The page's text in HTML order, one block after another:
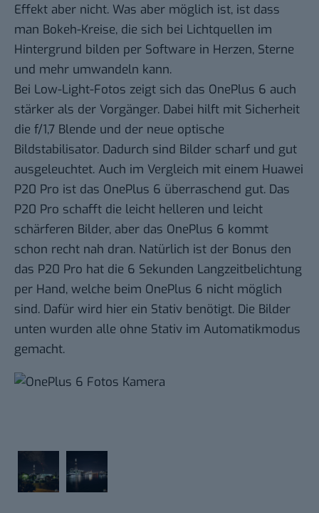
Effekt aber nicht. Was aber möglich ist, ist dass
man Bokeh-Kreise, die sich bei Lichtquellen im
Hintergrund bilden per Software in Herzen, Sterne
und mehr umwandeln kann.
Bei Low-Light-Fotos zeigt sich das OnePlus 6 auch
stärker als der Vorgänger. Dabei hilft mit Sicherheit
die f/1,7 Blende und der neue optische
Bildstabilisator. Dadurch sind Bilder scharf und gut
ausgeleuchtet. Auch im Vergleich mit einem Huawei
P20 Pro ist das OnePlus 6 überraschend gut. Das
P20 Pro schafft die leicht helleren und leicht
schärferen Bilder, aber das OnePlus 6 kommt
schon recht nah dran. Natürlich ist der Bonus den
das P20 Pro hat die 6 Sekunden Langzeitbelichtung
per Hand, welche beim OnePlus 6 nicht möglich
sind. Dafür wird hier ein Stativ benötigt. Die Bilder
unten wurden alle ohne Stativ im Automatikmodus
gemacht.